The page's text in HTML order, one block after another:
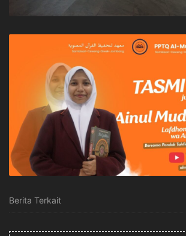
Berita Terkait